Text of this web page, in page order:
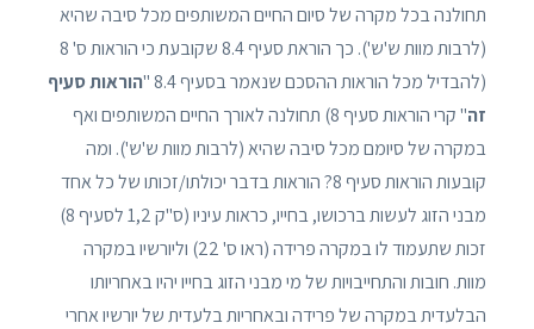
תחולנה בכל מקרה של סיום החיים המשותפים מכל סיבה שהיא
(לרבות מוות ש'ש'). כך הוראת סעיף 8.4 שקובעת כי הוראות ס' 8
(להבדיל מכל הוראות ההסכם שנאמר בסעיף 8.4 "
הוראות סעיף
זה
" קרי הוראות סעיף 8) תחולנה לאורך החיים המשותפים ואף
במקרה של סיומם מכל סיבה שהיא (לרבות מוות ש'ש'). ומה
קובעות הוראות סעיף 8? הוראות בדבר יכולתו/זכותו של כל אחד
מבני הזוג לעשות ברכושו, בחייו, כראות עיניו (ס"ק 1,2 לסעיף 8)
זכות שתעמוד לו במקרה פרידה (ראו ס' 22) וליורשיו במקרה
מוות. חובות והתחייבויות של מי מבני הזוג בחייו יהיו באחריותו
הבלעדית במקרה של פרידה ובאחריות בלעדית של יורשיו אחרי